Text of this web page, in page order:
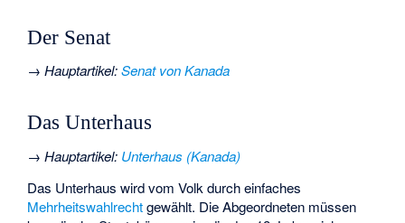
Der Senat
→Hauptartikel:Senat von Kanada
Das Unterhaus
→Hauptartikel: Unterhaus (Kanada)
Das Unterhaus wird vom Volk durch einfaches
Mehrheitswahlrechtgewählt. Die Abgeordneten müssen